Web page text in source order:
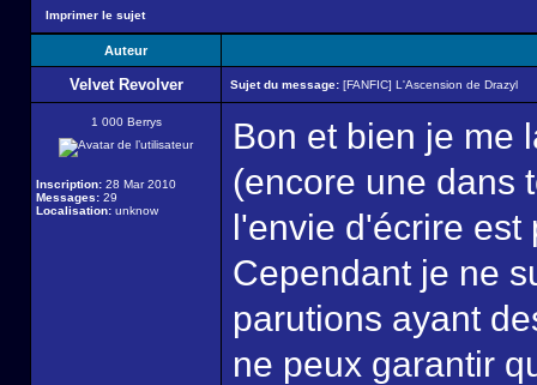
Imprimer le sujet
Auteur
Velvet Revolver Sujet du message: [FANFIC] L'Ascension de Drazyl
1 000 Berrys
Inscription: 28 Mar 2010
Messages: 29
Localisation: unknow
Bon et bien je me
(encore une dans
l'envie d'écrire est
Cependant je ne
parutions ayant
ne peux garantir